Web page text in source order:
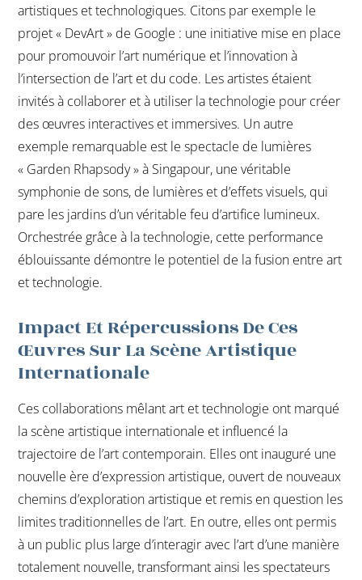
artistiques et technologiques. Citons par exemple le
projet « DevArt » de Google : une initiative mise en place
pour promouvoir l’art numérique et l’innovation à
l’intersection de l’art et du code. Les artistes étaient
invités à collaborer et à utiliser la technologie pour créer
des œuvres interactives et immersives. Un autre
exemple remarquable est le spectacle de lumières
« Garden Rhapsody » à Singapour, une véritable
symphonie de sons, de lumières et d’effets visuels, qui
pare les jardins d’un véritable feu d’artifice lumineux.
Orchestrée grâce à la technologie, cette performance
éblouissante démontre le potentiel de la fusion entre art
et technologie.
Impact Et Répercussions De Ces
Œuvres Sur La Scène Artistique
Internationale
Ces collaborations mêlant art et technologie ont marqué
la scène artistique internationale et influencé la
trajectoire de l’art contemporain. Elles ont inauguré une
nouvelle ère d’expression artistique, ouvert de nouveaux
chemins d’exploration artistique et remis en question les
limites traditionnelles de l’art. En outre, elles ont permis
à un public plus large d’interagir avec l’art d’une manière
totalement nouvelle, transformant ainsi les spectateurs